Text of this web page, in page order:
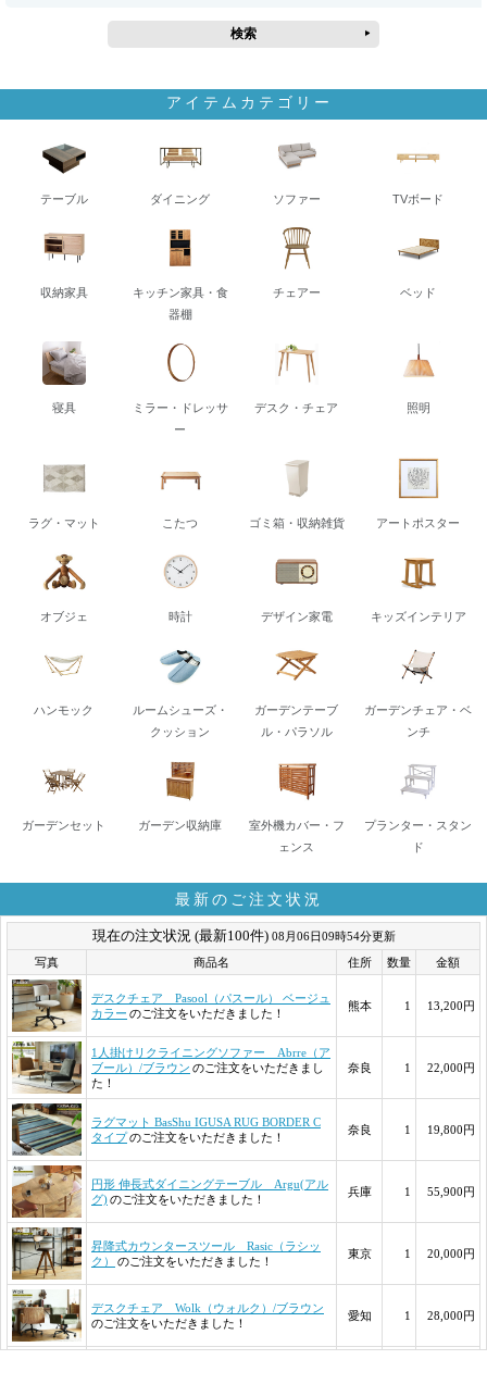
アイテムカテゴリー
テーブル ダイニング ソファー TVボード
収納家具
キッチン家具・食
器棚
チェアー ベッド
寝具
ミラー・ドレッサ
ー
デスク・チェア 照明
ラグ・マット こたつ ゴミ箱・収納雑貨 アートポスター
オブジェ 時計 デザイン家電 キッズインテリア
ハンモック
ルームシューズ・
クッション
ガーデンテーブ
ル・パラソル
ガーデンチェア・ベ
ンチ
ガーデンセット ガーデン収納庫
室外機カバー・フ
ェンス
プランター・スタン
ド
最新のご注文状況